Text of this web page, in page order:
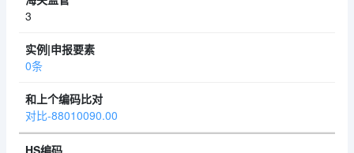
3
0条
对比-88010090.00